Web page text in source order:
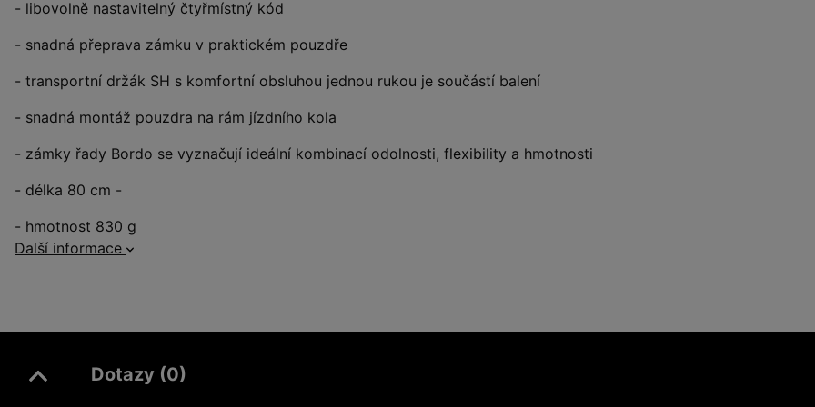
- libovolně nastavitelný čtyřmístný kód
- snadná přeprava zámku v praktickém pouzdře
- transportní držák SH s komfortní obsluhou jednou rukou je součástí balení
- snadná montáž pouzdra na rám jízdního kola
- zámky řady Bordo se vyznačují ideální kombinací odolnosti, flexibility a hmotnosti
- délka 80 cm -
- hmotnost 830 g
Další informace
Dotazy (0)